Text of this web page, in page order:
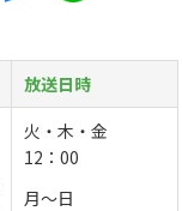
放送日時
火・木・金
12：00
月～日